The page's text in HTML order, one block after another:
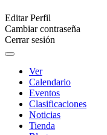
Editar Perfil
Cambiar contraseña
Cerrar sesión
Ver
Calendario
Eventos
Clasificaciones
Noticias
Tienda